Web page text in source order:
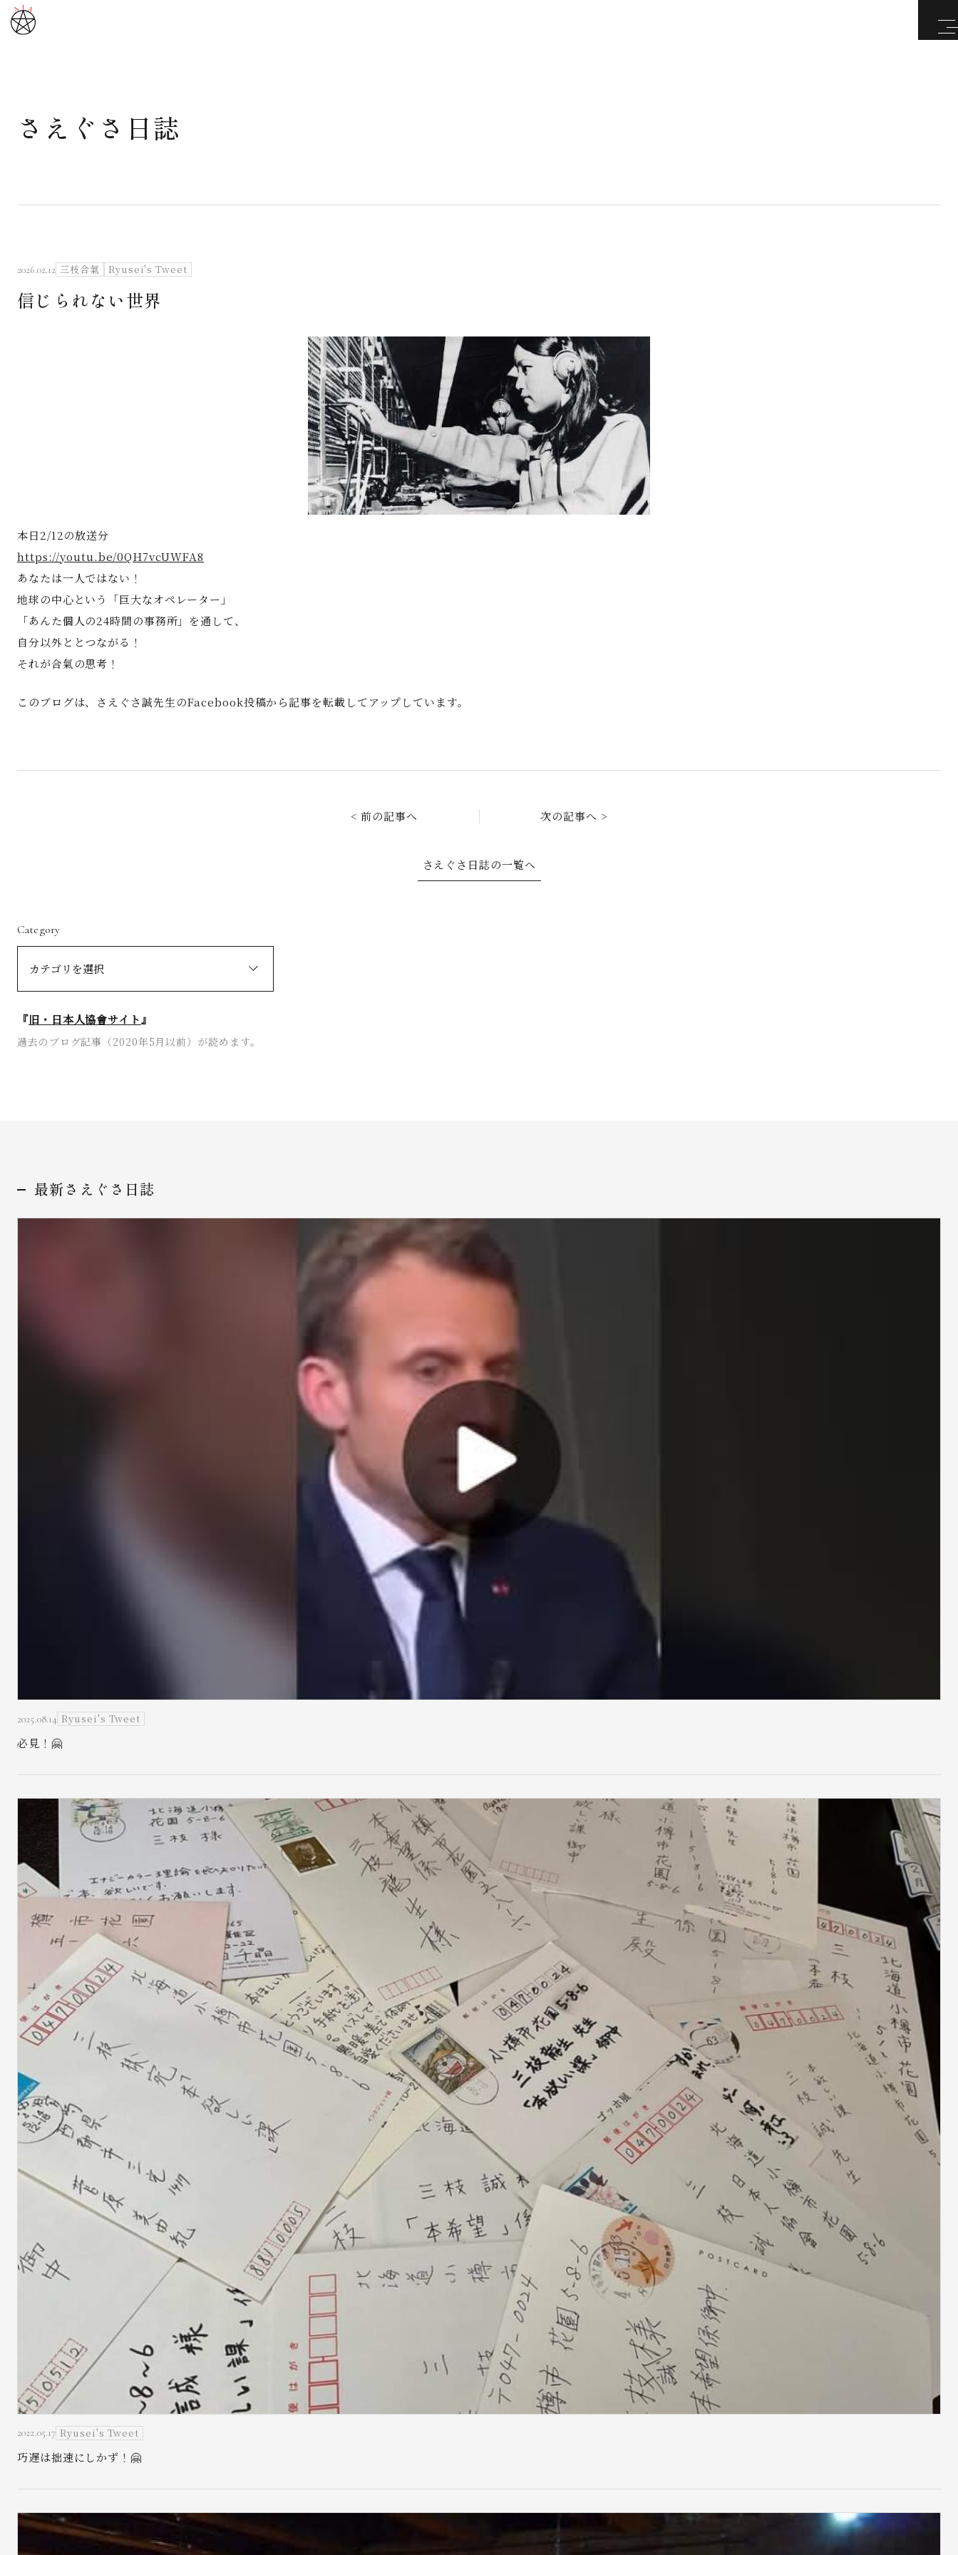
武道と医道
さえぐさ日誌
映像庫
さえぐさ日誌
2026.02.12 三枝合氣 Ryusei's Tweet
信じられない世界
本日2/12の放送分
https://youtu.be/0QH7vcUWFA8
あなたは一人ではない！
地球の中心という「巨大なオペレーター」
「あんた個人の24時間の事務所」を通して、
自分以外ととつながる！
それが合氣の思考！
このブログは、さえぐさ誠先生のFacebook投稿から記事を転載してアップしています。
< 前の記事へ 次の記事へ >
さえぐさ日誌の一覧へ
Category
『旧・日本人協會サイト』
過去のブログ記事（2020年5月以前）が読めます。
最新さえぐさ日誌
2025.08.14 Ryusei's Tweet
必見！🤗
2022.05.17 Ryusei's Tweet
巧遅は拙速にしかず！🤗